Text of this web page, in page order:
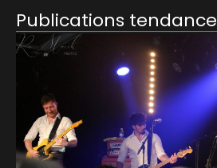
Publications tendance